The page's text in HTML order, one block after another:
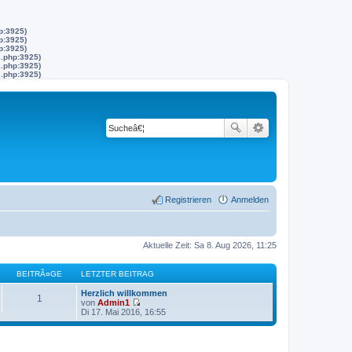
Anmelden
Registrieren
Aktuelle Zeit: Sa 8. Aug 2026, 11:25
BEITRÃ¤GE LETZTER BEITRAG
1
Herzlich willkommen
von Admin1
N
e
u
Di 17. Mai 2016, 16:55